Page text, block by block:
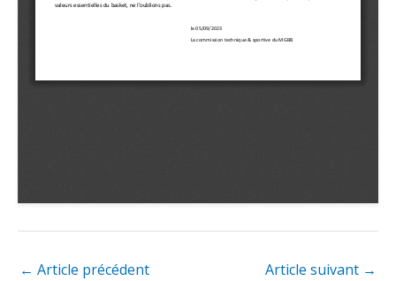
← Article précédent Article suivant →